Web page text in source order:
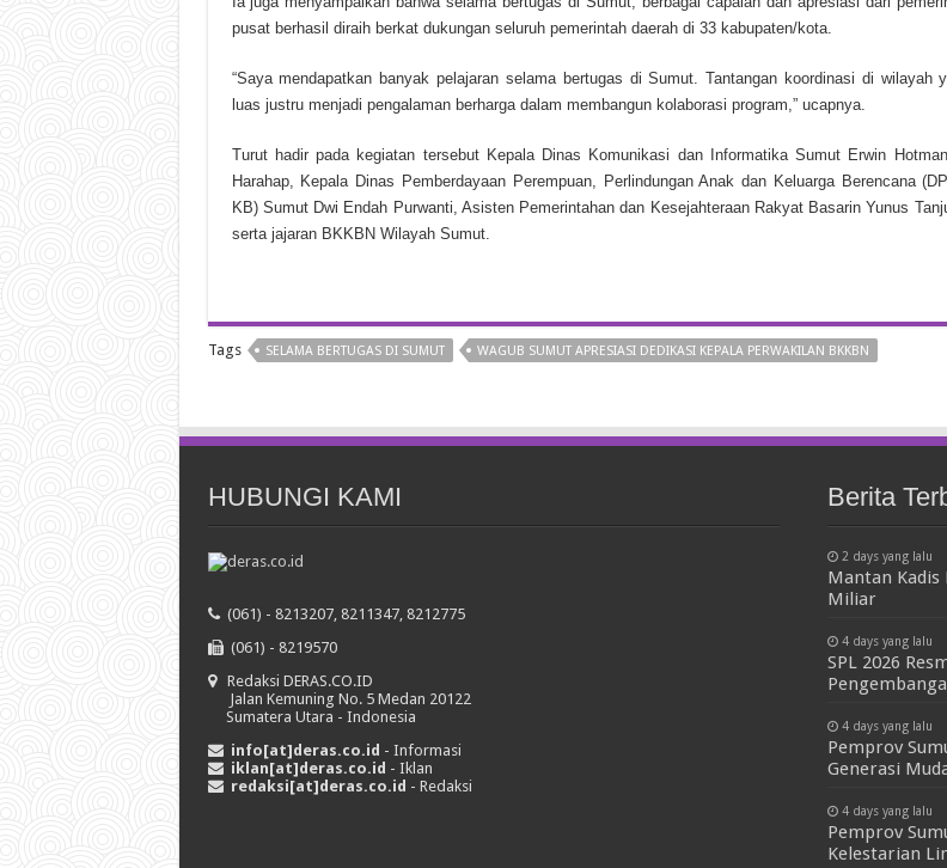
pusat berhasil diraih berkat dukungan seluruh pemerintah daerah di 33 kabupaten/kota.
“Saya mendapatkan banyak pelajaran selama bertugas di Sumut. Tantangan koordinasi di wilayah
luas justru menjadi pengalaman berharga dalam membangun kolaborasi program,” ucapnya.
Turut hadir pada kegiatan tersebut Kepala Dinas Komunikasi dan Informatika Sumut Erwin
Harahap, Kepala Dinas Pemberdayaan Perempuan, Perlindungan Anak dan Keluarga Berencana
KB) Sumut Dwi Endah Purwanti, Asisten Pemerintahan dan Kesejahteraan Rakyat Basarin Yunus
serta jajaran BKKBN Wilayah Sumut.
Tags SELAMA BERTUGAS DI SUMUT WAGUB SUMUT APRESIASI DEDIKASI KEPALA PERWAKILAN BKKBN
HUBUNGI KAMI
(061) - 8213207, 8211347, 8212775
(061) - 8219570
Redaksi DERAS.CO.ID
Jalan Kemuning No. 5 Medan 20122
Sumatera Utara - Indonesia
info[at]deras.co.id - Informasi
iklan[at]deras.co.id - Iklan
redaksi[at]deras.co.id - Redaksi
Berita
2 days yang lalu
Mantan Kadis
Miliar
4 days yang lalu
SPL 2026
4 days yang lalu
Pemprov
Generasi
4 days yang lalu
Pemprov
Kelestarian